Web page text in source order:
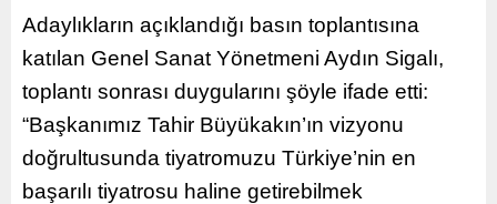
Adaylıkların açıklandığı basın toplantısına
katılan Genel Sanat Yönetmeni Aydın Sigalı,
toplantı sonrası duygularını şöyle ifade etti:
“Başkanımız Tahir Büyükakın’ın vizyonu
doğrultusunda tiyatromuzu Türkiye’nin en
başarılı tiyatrosu haline getirebilmek